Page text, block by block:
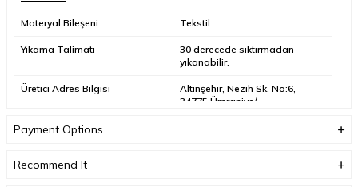
Materyal Bileşeni Tekstil
Yıkama Talimatı
30 derecede sıktırmadan
yıkanabilir.
Üretici Adres Bilgisi
Altınşehir, Nezih Sk. No:6,
34775 Ümraniye/
Üretici Adı
Payment Options
Recommend It